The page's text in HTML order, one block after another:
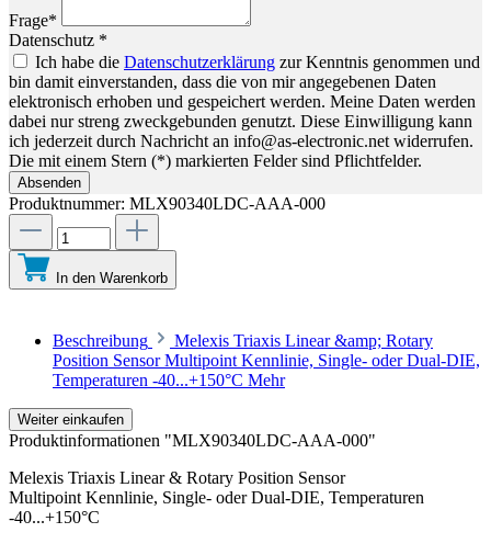
Frage*
Datenschutz *
Ich habe die Datenschutzerklärung zur Kenntnis genommen und
bin damit einverstanden, dass die von mir angegebenen Daten
elektronisch erhoben und gespeichert werden. Meine Daten werden
dabei nur streng zweckgebunden genutzt. Diese Einwilligung kann
ich jederzeit durch Nachricht an info@as-electronic.net widerrufen.
Die mit einem Stern (*) markierten Felder sind Pflichtfelder.
Absenden
Produktnummer: MLX90340LDC-AAA-000
In den Warenkorb
Beschreibung
Melexis Triaxis Linear &amp; Rotary
Position Sensor Multipoint Kennlinie, Single- oder Dual-DIE,
Temperaturen -40...+150°C Mehr
Weiter einkaufen
Produktinformationen "MLX90340LDC-AAA-000"
Melexis Triaxis Linear & Rotary Position Sensor
Multipoint Kennlinie, Single- oder Dual-DIE, Temperaturen
-40...+150°C